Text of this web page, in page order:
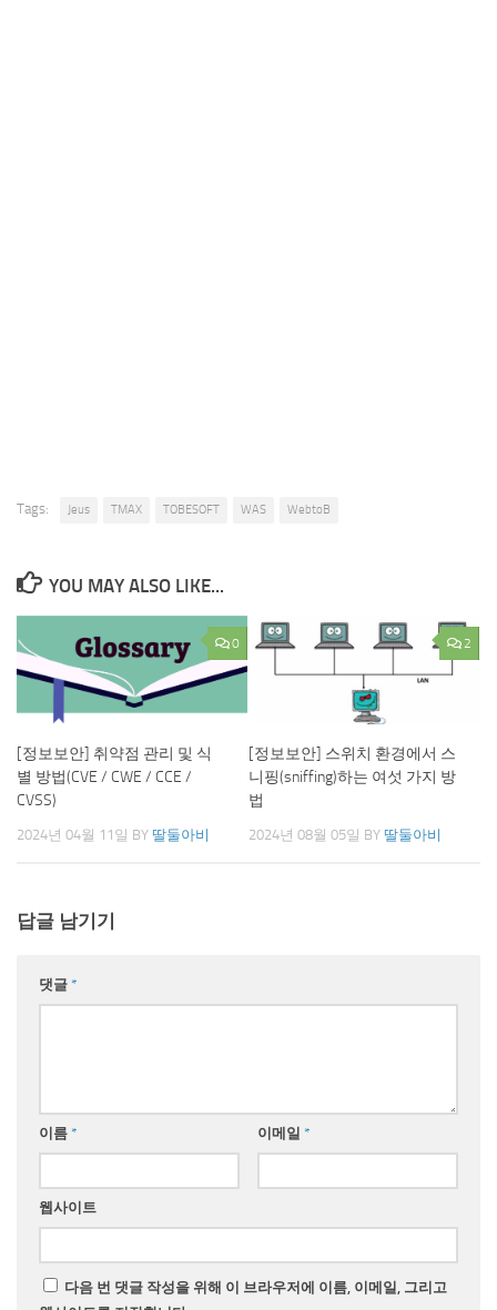
Tags: Jeus TMAX TOBESOFT WAS WebtoB
YOU MAY ALSO LIKE...
0
[정보보안] 취약점 관리 및 식
별 방법(CVE / CWE / CCE /
CVSS)
2024년 04월 11일 BY 딸둘아비
2
[정보보안] 스위치 환경에서 스
니핑(sniffing)하는 여섯 가지 방
법
2024년 08월 05일 BY 딸둘아비
답글 남기기
댓글 *
이름 * 이메일 *
웹사이트
다음 번 댓글 작성을 위해 이 브라우저에 이름, 이메일, 그리고